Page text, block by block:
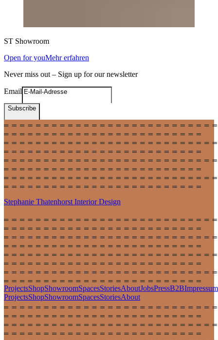
ST Showroom
Open for youMehr erfahren
Never miss out – Sign up for our newsletter
Email
Subscribe
Stephanie Thatenhorst Interior Design
ProjectsShopShowroomSpacesStoriesAboutJobsPressB2BImpressum
ProjectsShopShowroomSpacesStoriesAbout